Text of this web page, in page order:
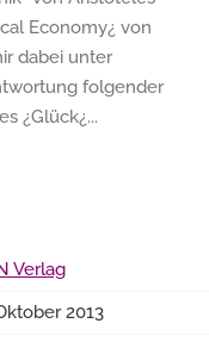
Economy¿ von
dabei unter
folgender
¿Glück¿...
Verlag
2013